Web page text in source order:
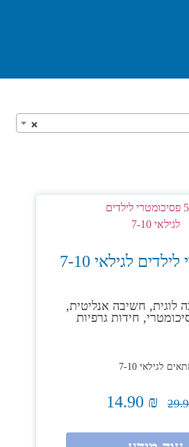
×
לגילאי 7-10
לוגית, חשיבה אנליטית,
חידות גרפיות
לגילאי 7-10
₪